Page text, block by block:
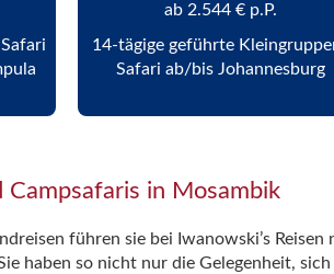
ab 2.544 € p.P.
14-tägige geführte
Safari ab/bis Johannesburg
in Mosambik
führen sie bei Iwanowski’s
haben so nicht nur die Gelegenheit,